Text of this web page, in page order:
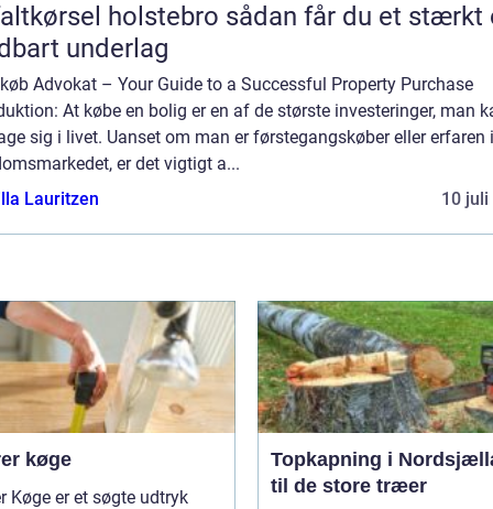
holstebro sådan får du et stærkt og
underlag
Advokat – Your Guide to a Successful Property Purchase
At købe en bolig er en af de største investeringer, man
sig i livet. Uanset om man er førstegangskøber eller erfaren i
er det vigtigt a...
Lauritzen
10 juli
køge
Køge er et søgte udtryk
Topkapning i
til de store træer